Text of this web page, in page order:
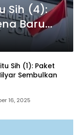
Sih (4):
Baru
Sih (1): Paket
Sembulkan
16, 2025